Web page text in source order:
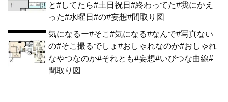
と#してたら#土日祝日#終わってた#我にかえ
った#水曜日#の#妄想#間取り図
気になるー#そこ#気になる#なんで#写真ない
の#そこ撮るでしょ#おしゃれなのか#おしゃれ
なやつなのか#それとも#妄想#いびつな曲線#
間取り図